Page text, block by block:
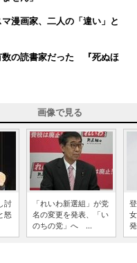
漫画家、二人の「違い」と
数の読書家だった 『死ぬほ
画像で見る
討
怒
「れいわ新選組」が党
名の変更を発表、「い
のちの党」へ ...